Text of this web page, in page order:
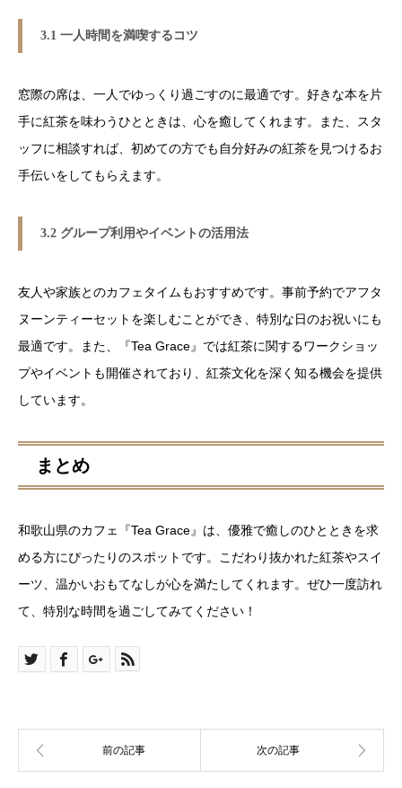
3.1 一人時間を満喫するコツ
窓際の席は、一人でゆっくり過ごすのに最適です。好きな本を片
手に紅茶を味わうひとときは、心を癒してくれます。また、スタ
ッフに相談すれば、初めての方でも自分好みの紅茶を見つけるお
手伝いをしてもらえます。
3.2 グループ利用やイベントの活用法
友人や家族とのカフェタイムもおすすめです。事前予約でアフタ
ヌーンティーセットを楽しむことができ、特別な日のお祝いにも
最適です。また、『Tea Grace』では紅茶に関するワークショッ
プやイベントも開催されており、紅茶文化を深く知る機会を提供
しています。
まとめ
和歌山県のカフェ『Tea Grace』は、優雅で癒しのひとときを求
める方にぴったりのスポットです。こだわり抜かれた紅茶やスイ
ーツ、温かいおもてなしが心を満たしてくれます。ぜひ一度訪れ
て、特別な時間を過ごしてみてください！